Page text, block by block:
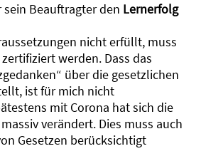
sein Beauftragter den Lernerfolg
nicht erfüllt, muss
werden. Dass das
über die gesetzlichen
ist für mich nicht
mit Corona hat sich die
verändert. Dies muss auch
Gesetzen berücksichtigt